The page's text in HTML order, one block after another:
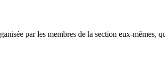
par les membres de la section eux-mêmes,